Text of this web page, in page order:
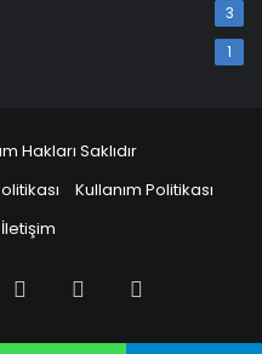
3
1
Hakları Saklıdır
Kullanım Politikası
İletişim
LinkedInYouTube